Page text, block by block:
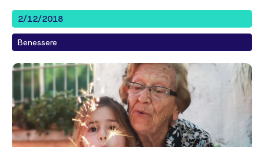
2/12/2018
Benessere